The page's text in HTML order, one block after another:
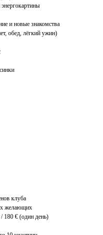
энергокартины
и новые знакомства
обед, лёгкий ужин)
клуба
желающих
180 € (один день)